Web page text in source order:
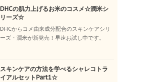
DHCの肌力上げるお米のコスメ☆潤米シ
リーズ☆
DHCからコメ由来成分配合のスキンケアシリ
ーズ・潤米が新発売！早速お試し中です。
スキンケアの方法を学べるシャレコトラ
イアルセットPart1☆